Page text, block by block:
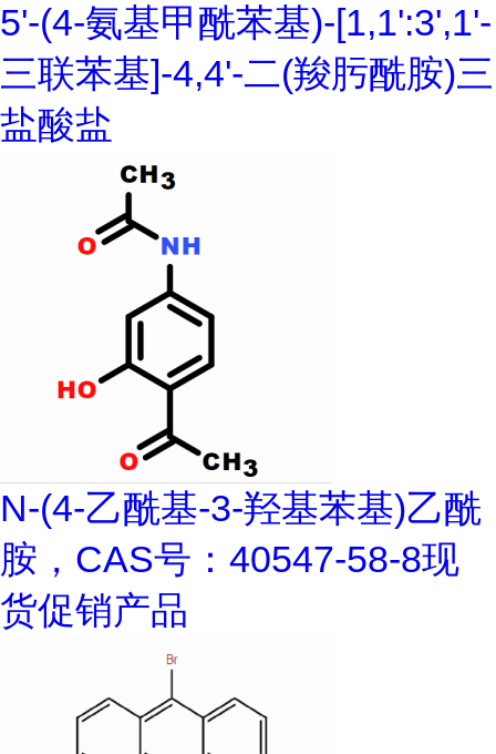
5'-(4-氨基甲酰苯基)-[1,1':3',1'-
三联苯基]-4,4'-二(羧肟酰胺)三
盐酸盐
N-(4-乙酰基-3-羟基苯基)乙酰
胺，CAS号：40547-58-8现
货促销产品